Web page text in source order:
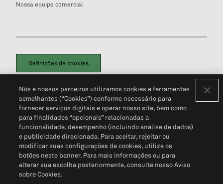
Nossa equipe comercial
Definições de cookies
Política de PrivacidadePortal de privacidade do cliente (em inglês)
Não Venda Minhas Informações Pessoais© 2026 S&P Global
Nós e nossos parceiros utilizamos cookies e ferramentas
semelhantes (“Cookies”) conforme necessário para
fornecer serviços digitais e operar nosso site, bem como
para finalidades “opcionais” relacionadas a
funcionalidade, desempenho (incluindo análise de dados)
e publicidade direcionada. Para aceitar, rejeitar ou
modificar suas configurações de cookies, utilize os
botões neste banner. Para mais informações ou para
alterar sua escolha posteriormente, consulte nosso Aviso
sobre Cookies.